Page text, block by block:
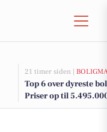
21 timer siden |
Top 6 over dyreste
Priser op til